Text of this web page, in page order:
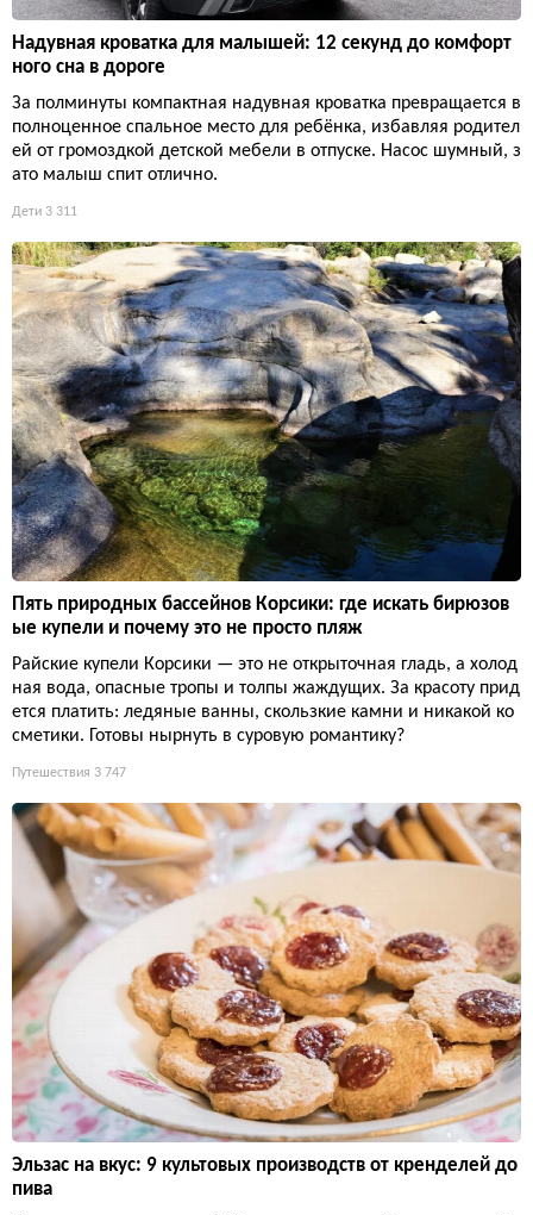
Надувная кроватка для малышей: 12 секунд до комфорт
ного сна в дороге
За полминуты компактная надувная кроватка превращается в
полноценное спальное место для ребёнка, избавляя родител
ей от громоздкой детской мебели в отпуске. Насос шумный, з
ато малыш спит отлично.
Дети 3 311
Пять природных бассейнов Корсики: где искать бирюзов
ые купели и почему это не просто пляж
Райские купели Корсики — это не открыточная гладь, а холод
ная вода, опасные тропы и толпы жаждущих. За красоту прид
ется платить: ледяные ванны, скользкие камни и никакой ко
сметики. Готовы нырнуть в суровую романтику?
Путешествия 3 747
Эльзас на вкус: 9 культовых производств от кренделей до
пива